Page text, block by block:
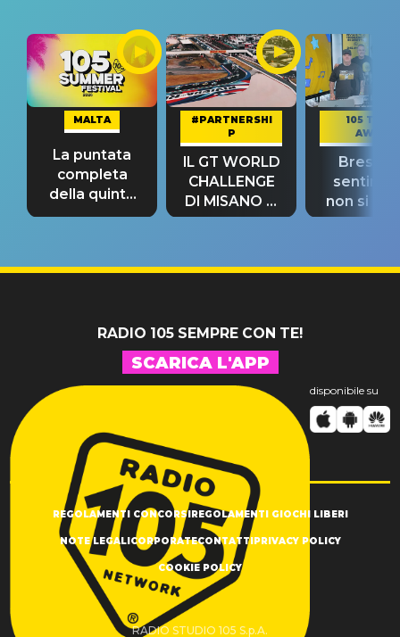
MALTA
La puntata
completa
della quinta
tappa
#PARTNERSHI
P
IL GT WORLD
CHALLENGE
DI MISANO si
riconferma
105 TAKE
AWAY
Bresh:
non si
fino alla
RADIO 105 SEMPRE CON TE!
SCARICA L'APP
disponibile su
REGOLAMENTI CONCORSI REGOLAMENTI GIOCHI LIBERI
NOTE LEGALI CORPORATECONTATTI PRIVACY POLICY
COOKIE POLICY
RADIO STUDIO 105 S.p.A.